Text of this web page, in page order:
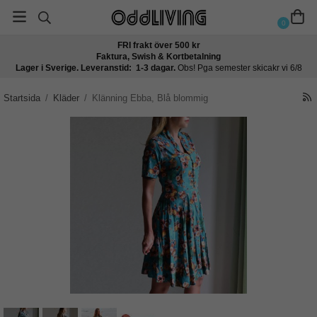
0
FRI frakt över 500 kr
Faktura, Swish & Kortbetalning
Lager i Sverige. Leveranstid: 1-3 dagar. Obs! Pga semester skicakr vi 6/8
Startsida / Kläder / Klänning Ebba, Blå blommig